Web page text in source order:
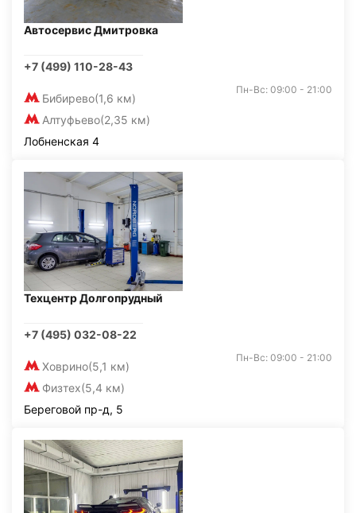
Автосервис Дмитровка
+7 (499) 110-28-43
Бибирево(1,6 км)
Алтуфьево(2,35 км)
Пн-Вс: 09:00 - 21:00
Лобненская 4
Техцентр Долгопрудный
+7 (495) 032-08-22
Ховрино(5,1 км)
Физтех(5,4 км)
Пн-Вс: 09:00 - 21:00
Береговой пр-д, 5